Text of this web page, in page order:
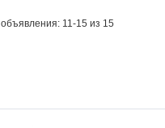
объявления: 11-15 из 15